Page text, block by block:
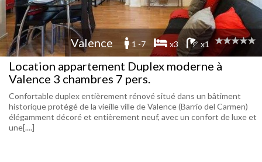
Valence 1 -7 x3 x1
Location appartement Duplex moderne à
Valence 3 chambres 7 pers.
Confortable duplex entièrement rénové situé dans un bâtiment
historique protégé de la vieille ville de Valence (Barrio del Carmen)
élégamment décoré et entièrement neuf, avec un confort de luxe et
une[....]